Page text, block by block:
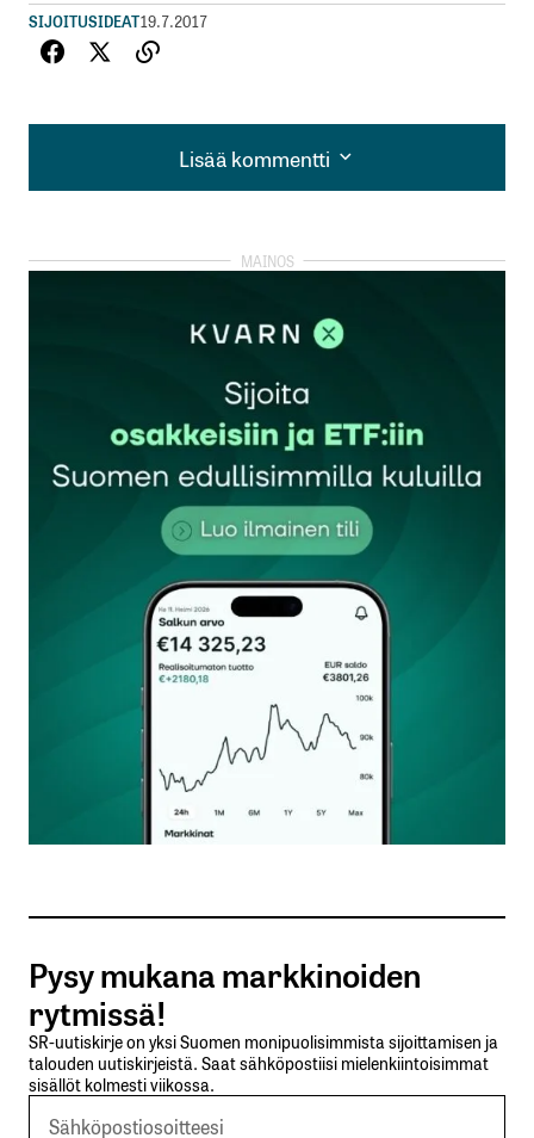
SIJOITUSIDEAT19.7.2017
Lisää kommentti
Lisää kommentti
kirjautua
rekisteröityä
Sähköpostiosoitettasi ei julkaista.Pakolliset
kentät on merkitty*
Kommentti*
Nimesi tai nimimerkkisi
Sähköpostiosoitteesi
Tilaa SalkunRakentajan uutiskirje
Lähetä kommentti
Pysy mukana markkinoiden
rytmissä!
SR-uutiskirje on yksi Suomen monipuolisimmista sijoittamisen ja
talouden uutiskirjeistä. Saat sähköpostiisi mielenkiintoisimmat
sisällöt kolmesti viikossa.